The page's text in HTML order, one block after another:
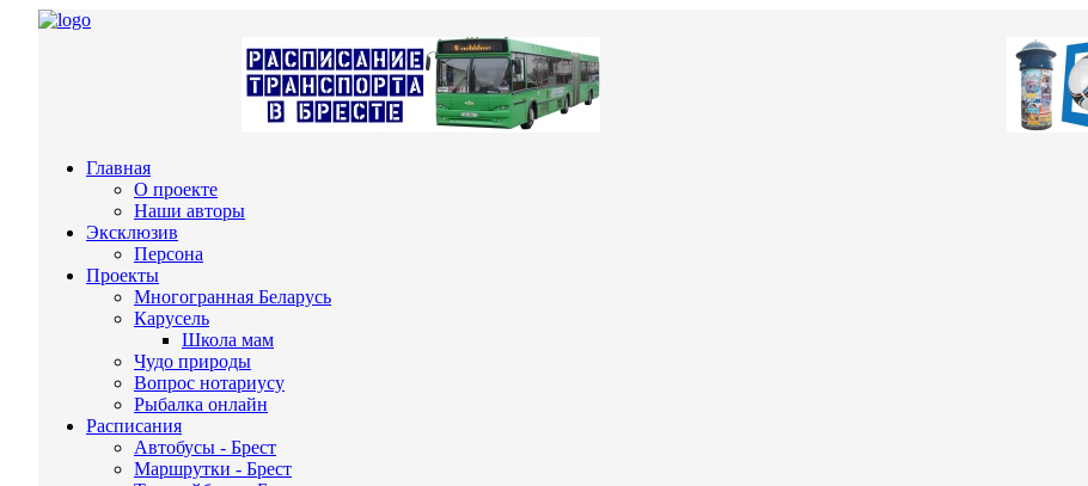
Главная
О проекте
Наши авторы
Эксклюзив
Персона
Проекты
Многогранная Беларусь
Карусель
Школа мам
Чудо природы
Вопрос нотариусу
Рыбалка онлайн
Расписания
Автобусы - Брест
Маршрутки - Брест